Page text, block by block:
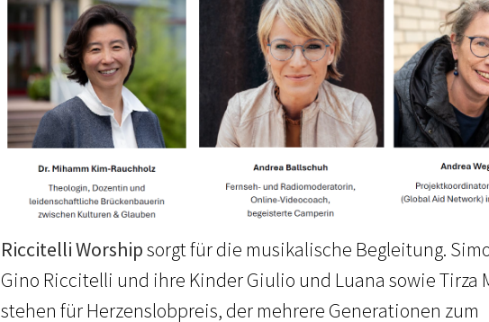
Riccitelli Worshipsorgt für die musikalische Begleitung.
Gino Riccitelli und ihre Kinder Giulio und Luana sowie Tirza
stehen für Herzenslobpreis, der mehrere Generationen zum